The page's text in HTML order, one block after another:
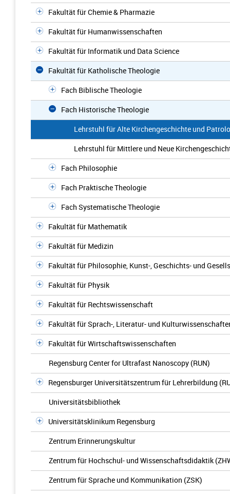
Fakultät für Chemie & Pharmazie
Fakultät für Humanwissenschaften
Fakultät für Informatik und Data Science
Fakultät für Katholische Theologie
Fach Biblische Theologie
Fach Historische Theologie
Lehrstuhl für Alte Kirchengeschichte und
Lehrstuhl für Mittlere und Neue
Fach Philosophie
Fach Praktische Theologie
Fach Systematische Theologie
Fakultät für Mathematik
Fakultät für Medizin
Fakultät für Philosophie, Kunst-, Geschichts- und
Fakultät für Physik
Fakultät für Rechtswissenschaft
Fakultät für Sprach-, Literatur- und
Fakultät für Wirtschaftswissenschaften
Regensburg Center for Ultrafast Nanoscopy (RUN)
Regensburger Universitätszentrum für Lehrerbildung
Universitätsbibliothek
Universitätsklinikum Regensburg
Zentrum Erinnerungskultur
Zentrum für Hochschul- und Wissenschaftsdidaktik
Zentrum für Sprache und Kommunikation (ZSK)